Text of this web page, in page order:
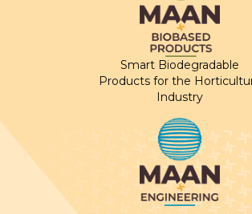
Smart Biodegradable
Products for the
Industry